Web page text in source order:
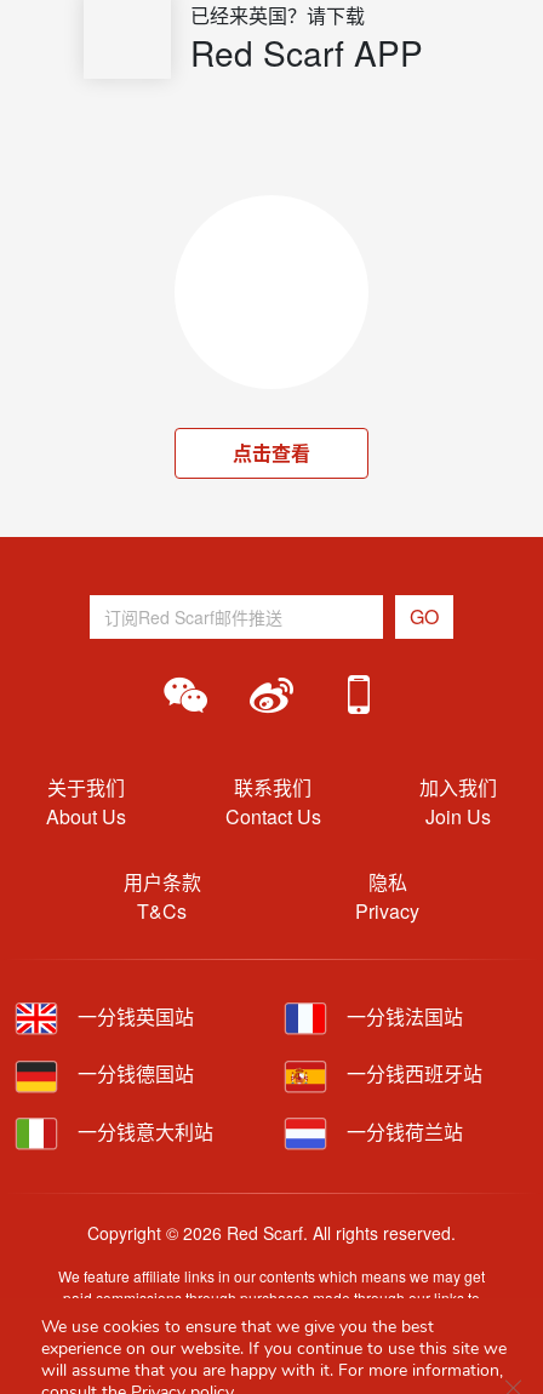
已经来英国？请下载
Red Scarf APP
点击查看
关于我们
About Us
联系我们
Contact Us
加入我们
Join Us
用户条款
T&Cs
隐私
Privacy
一分钱英国站 一分钱法国站
一分钱德国站 一分钱西班牙站
一分钱意大利站 一分钱荷兰站
Copyright © 2026 Red Scarf. All rights reserved.
We feature affiliate links in our contents which means we may get
paid commissions through purchases made through our links to
retailer sites.
Content is provided by users, brands or merchants. Some
information may have been generated by AI and is provided for
guidance only. Accuracy and availability may change without prior
We use cookies to ensure that we give you the best
experience on our website. If you continue to use this site we
will assume that you are happy with it. For more information,